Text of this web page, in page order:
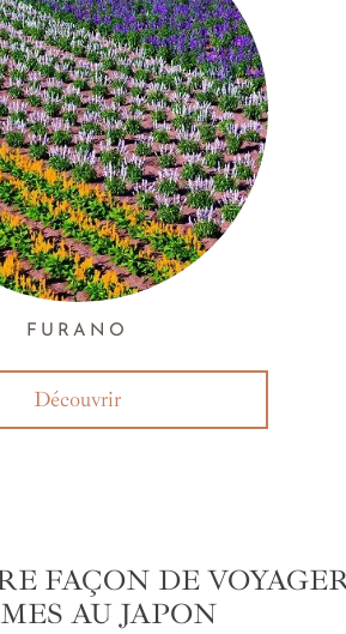
FURANO
Découvrir
FAÇON DE
AU JAPON